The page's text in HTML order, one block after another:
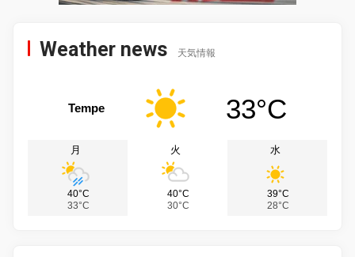
Weather news 天気情報
Tempe 33°C
月
40°C
33°C
火
40°C
30°C
水
39°C
28°C